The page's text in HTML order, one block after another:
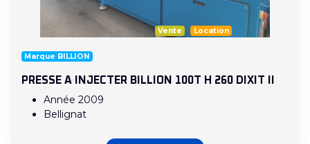
Vente Location
Marque BILLION
PRESSE A INJECTER BILLION 100T H 260 DIXIT II
Année 2009
Bellignat